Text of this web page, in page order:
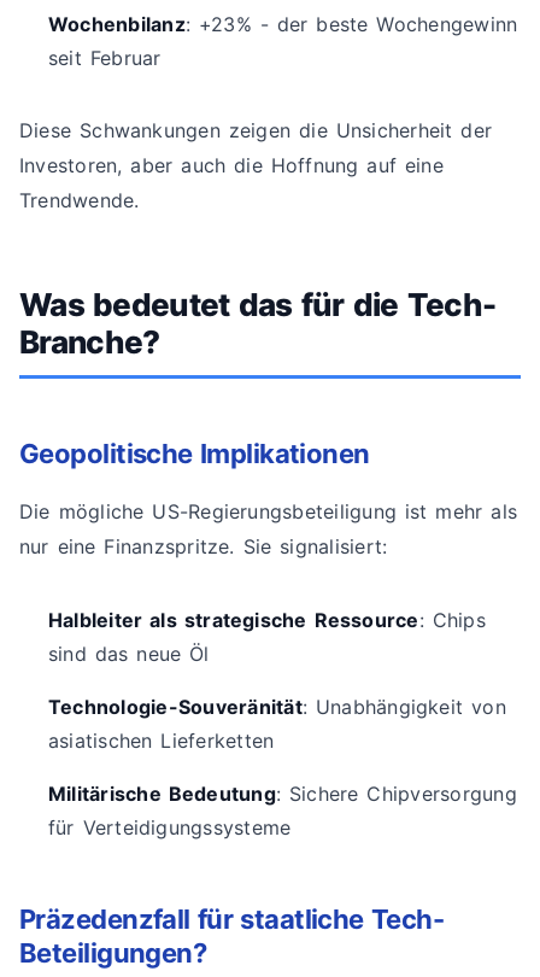
Wochenbilanz: +23% - der beste Wochengewinn
seit Februar
Diese Schwankungen zeigen die Unsicherheit der
Investoren, aber auch die Hoffnung auf eine
Trendwende.
Was bedeutet das für die Tech-
Branche?
Geopolitische Implikationen
Die mögliche US-Regierungsbeteiligung ist mehr als
nur eine Finanzspritze. Sie signalisiert:
Halbleiter als strategische Ressource: Chips
sind das neue Öl
Technologie-Souveränität: Unabhängigkeit von
asiatischen Lieferketten
Militärische Bedeutung: Sichere Chipversorgung
für Verteidigungssysteme
Präzedenzfall für staatliche Tech-
Beteiligungen?